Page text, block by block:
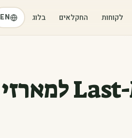
לקוחות החקלאים בלוג EN
‫מיקרו-לוגיסטיקה Last-Mile למארזי